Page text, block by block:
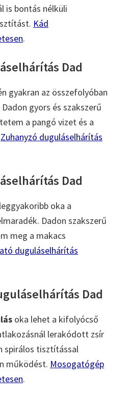
is bontás nélküli
Kád
.
Dad
gyakran az összefolyóban
gyors és szakszerű
a pangó vizet és a
Zuhanyzó duguláselhárítás
Dad
leggyakoribb oka a
Dadon szakszerű
meg a makacs
duguláselhárítás
Dad
oka lehet a kifolyócső
lerakódott zsír
spirálos tisztítással
működést. Mosogatógép
.